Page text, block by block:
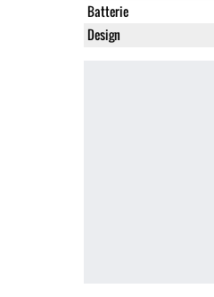
Batterie
Design